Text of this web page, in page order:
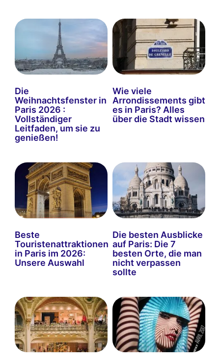
Die
Weihnachtsfenster in
Paris 2026 :
Vollständiger
Leitfaden, um sie zu
genießen!
Wie viele
Arrondissements gibt
es in Paris? Alles
über die Stadt wissen
Beste
Touristenattraktionen
in Paris im 2026:
Unsere Auswahl
Die besten Ausblicke
auf Paris: Die 7
besten Orte, die man
nicht verpassen
sollte